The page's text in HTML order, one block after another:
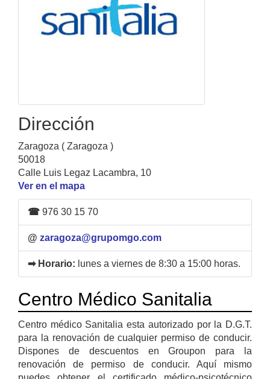
Dirección
Zaragoza ( Zaragoza )
50018
Calle Luis Legaz Lacambra, 10
Ver en el mapa
☎ 976 30 15 70
@ zaragoza@grupomgo.com
➡ Horario: lunes a viernes de 8:30 a 15:00 horas.
Centro Médico Sanitalia
Centro médico Sanitalia esta autorizado por la D.G.T.
para la renovación de cualquier permiso de conducir.
Dispones de descuentos en Groupon para la
renovación de permiso de conducir. Aquí mismo